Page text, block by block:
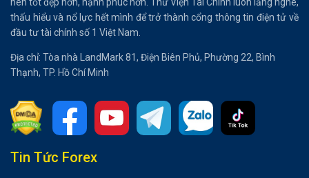
thấu hiểu và nổ lực hết mình để trở thành cổng thông tin điện tử về
đầu tư tài chính số 1 Việt Nam.
Địa chỉ: Tòa nhà LandMark 81, Điện Biên Phủ, Phường 22, Bình
Thạnh, TP. Hồ Chí Minh
Tổng hợp bài viết
Tin Tức Forex